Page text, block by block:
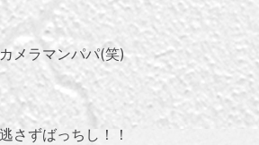
メラマンパパ(笑)
さずばっちし！！